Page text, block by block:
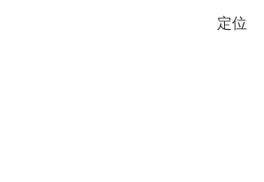
定位